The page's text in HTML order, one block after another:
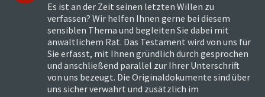
Es ist an der Zeit seinen letzten Willen zu
verfassen? Wir helfen Ihnen gerne bei diesem
sensiblen Thema und begleiten Sie dabei mit
anwaltlichem Rat. Das Testament wird von uns für
Sie erfasst, mit Ihnen gründlich durch gesprochen
und anschließend parallel zur Ihrer Unterschrift
von uns bezeugt. Die Originaldokumente sind über
uns sicher verwahrt und zusätzlich im